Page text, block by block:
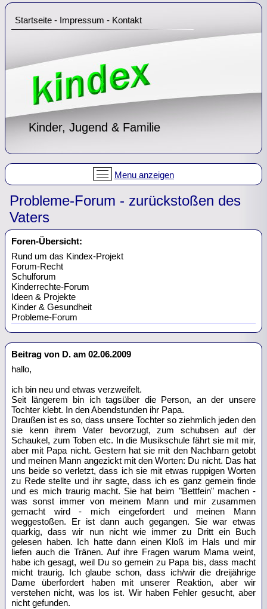
Kinder, Jugend & Familie
Menu anzeigen
Probleme-Forum - zurückstoßen des
Vaters
Foren-Übersicht:
Rund um das Kindex-Projekt
Forum-Recht
Schulforum
Kinderrechte-Forum
Ideen & Projekte
Kinder & Gesundheit
Probleme-Forum
Beitrag von D. am 02.06.2009
hallo,
ich bin neu und etwas verzweifelt.
Seit längerem bin ich tagsüber die Person, an der unsere
Tochter klebt. In den Abendstunden ihr Papa.
Draußen ist es so, dass unsere Tochter so ziehmlich jeden den
sie kenn ihrem Vater bevorzugt, zum schubsen auf der
Schaukel, zum Toben etc. In die Musikschule fährt sie mit mir,
aber mit Papa nicht. Gestern hat sie mit den Nachbarn getobt
und meinen Mann angezickt mit den Worten: Du nicht. Das hat
uns beide so verletzt, dass ich sie mit etwas ruppigen Worten
zu Rede stellte und ihr sagte, dass ich es ganz gemein finde
und es mich traurig macht. Sie hat beim "Bettfein" machen -
was sonst immer von meinem Mann und mir zusammen
gemacht wird - mich eingefordert und meinen Mann
weggestoßen. Er ist dann auch gegangen. Sie war etwas
quarkig, dass wir nun nicht wie immer zu Dritt ein Buch
gelesen haben. Ich hatte dann einen Kloß im Hals und mir
liefen auch die Tränen. Auf ihre Fragen warum Mama weint,
habe ich gesagt, weil Du so gemein zu Papa bis, dass macht
micht traurig. Ich glaube schon, dass ich/wir die dreijährige
Dame überfordert haben mit unserer Reaktion, aber wir
verstehen nicht, was los ist. Wir haben Fehler gesucht, aber
nicht gefunden.
Startseite - Impressum - Kontakt